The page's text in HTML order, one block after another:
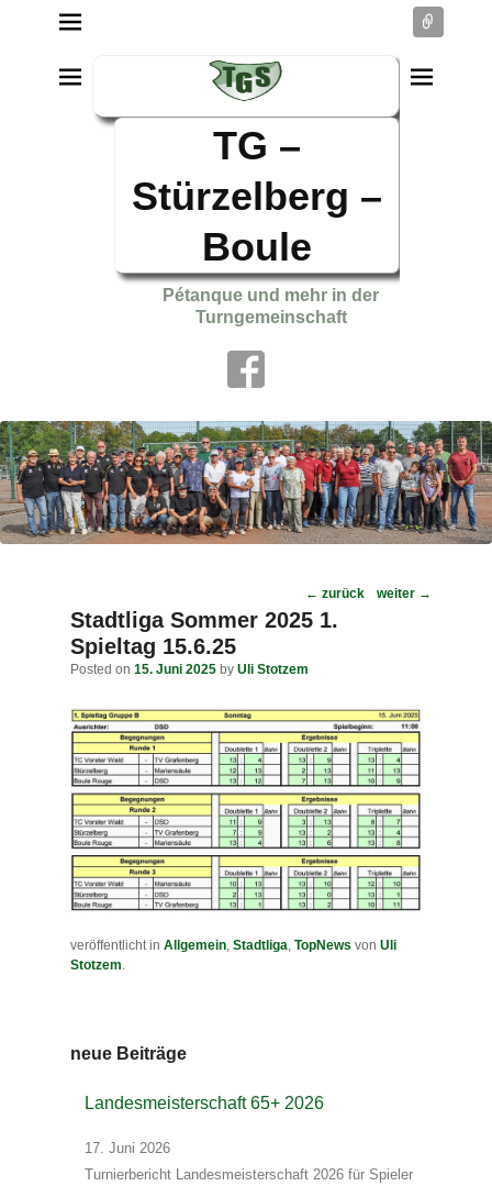
TG –
Stürzelberg –
Boule
Pétanque und mehr in der
Turngemeinschaft
Post
navigation
← zurück weiter →
Stadtliga Sommer 2025 1.
Spieltag 15.6.25
Posted on 15. Juni 2025 by Uli Stotzem
veröffentlicht in Allgemein, Stadtliga, TopNews von Uli
Stotzem.
neue Beiträge
Landesmeisterschaft 65+ 2026
17. Juni 2026
Turnierbericht Landesmeisterschaft 2026 für Spieler